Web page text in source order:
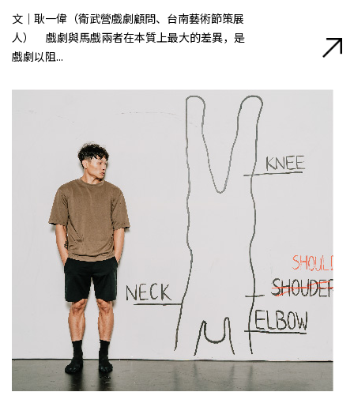
文｜耿一偉（衛武營戲劇顧問、台南藝術節策展
人） 戲劇與馬戲兩者在本質上最大的差異，是
戲劇以阻...